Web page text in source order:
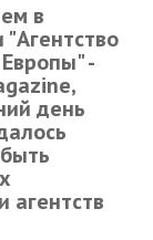
в
-
день
агентств